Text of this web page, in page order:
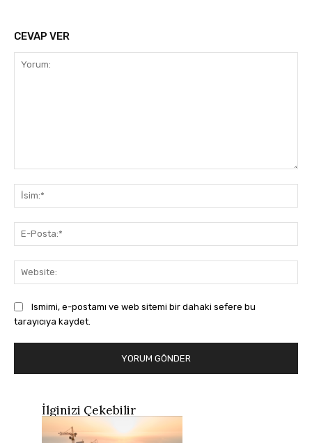
CEVAP VER
Ismimi, e-postamı ve web sitemi bir dahaki sefere bu
tarayıcıya kaydet.
İlginizi Çekebilir